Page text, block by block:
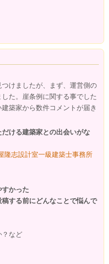
けましたが、まず、運営側の
た。崖条例に関する事でした
築家から数件コメントが届き
ける建築家との出会いがな
隆志設計室一級建築士事務所
かった
する前にどんなことで悩んで
？など